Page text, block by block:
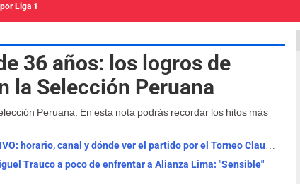
Liga 1
36 años: los logros de
la Selección Peruana
Peruana. En esta nota podrás recordar los hitos más
Universitario vs Sporting Cristal EN VIVO: horario, canal y dónde ver el partido por el Torneo Clausura
Trauco a poco de enfrentar a Alianza Lima: "Sensible"